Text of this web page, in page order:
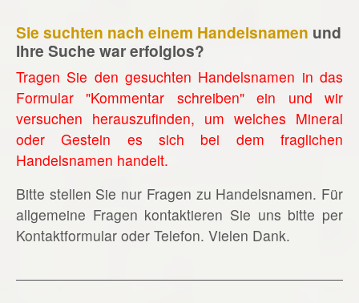
Sie suchten nach einem Handelsnamen und
Ihre Suche war erfolglos?
Tragen Sie den gesuchten Handelsnamen in das
Formular "Kommentar schreiben" ein und wir
versuchen herauszufinden, um welches Mineral
oder Gestein es sich bei dem fraglichen
Handelsnamen handelt.
Bitte stellen Sie nur Fragen zu Handelsnamen. Für
allgemeine Fragen kontaktieren Sie uns bitte per
Kontaktformular oder Telefon. Vielen Dank.